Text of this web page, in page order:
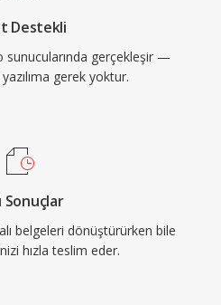
Destekli
sunucularında gerçekleşir —
gerek yoktur.
Sonuçlar
belgeleri dönüştürürken bile
hızla teslim eder.